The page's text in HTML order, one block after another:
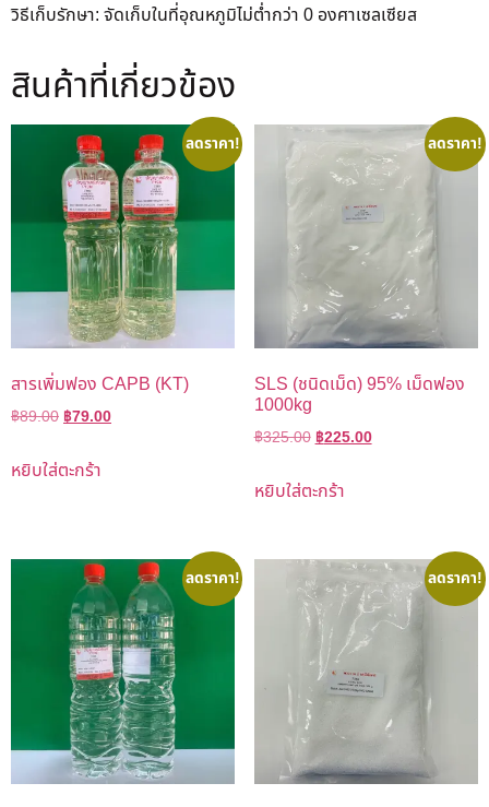
วิธีเก็บรักษา: จัดเก็บในที่อุณหภูมิไม่ต่ำกว่า 0 องศาเซลเซียส
สินค้าที่เกี่ยวข้อง
ลดราคา!
สารเพิ่มฟอง CAPB (KT)
฿89.00฿79.00
หยิบใส่ตะกร้า
ลดราคา!
SLS (ชนิดเม็ด) 95% เม็ดฟอง
1000kg
฿325.00฿225.00
หยิบใส่ตะกร้า
ลดราคา! ลดราคา!